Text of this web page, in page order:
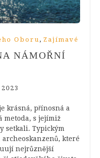
Oboru , Zajímavé
NÁMOŘNÍ
krásná, přínosná a
metoda, s jejímiž
setkali. Typickým
které
nejrůznější